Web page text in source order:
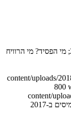
ירידה דרמטית של 26% במכירות 'שופלים' ב-2017; מי הפסיד? מי הרוויח
content/uploads/
800
content/
ב-2017